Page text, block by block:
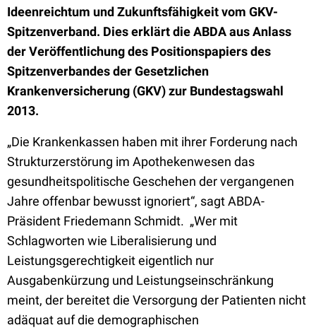
Ideenreichtum und Zukunftsfähigkeit vom GKV-
Spitzenverband. Dies erklärt die ABDA aus Anlass
der Veröffentlichung des Positionspapiers des
Spitzenverbandes der Gesetzlichen
Krankenversicherung (GKV) zur Bundestagswahl
2013.
„Die Krankenkassen haben mit ihrer Forderung nach
Strukturzerstörung im Apothekenwesen das
gesundheitspolitische Geschehen der vergangenen
Jahre offenbar bewusst ignoriert“, sagt ABDA-
Präsident Friedemann Schmidt. „Wer mit
Schlagworten wie Liberalisierung und
Leistungsgerechtigkeit eigentlich nur
Ausgabenkürzung und Leistungseinschränkung
meint, der bereitet die Versorgung der Patienten nicht
adäquat auf die demographischen